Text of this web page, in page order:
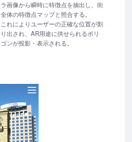
ラ画像から瞬時に特徴点を抽出し、街
全体の特徴点マップと照合する。
これによりユーザーの正確な位置が割
り出され、AR用途に供せられるポリ
ゴンが投影・表示される。